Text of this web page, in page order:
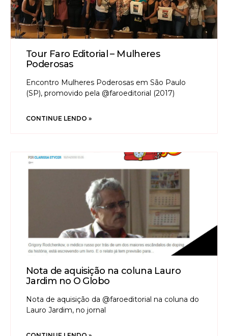
Tour Faro Editorial – Mulheres
Poderosas
Encontro Mulheres Poderosas em São Paulo
(SP), promovido pela @faroeditorial (2017)
CONTINUE LENDO »
Nota de aquisição na coluna Lauro
Jardim no O Globo
Nota de aquisição da @faroeditorial na coluna do
Lauro Jardim, no jornal